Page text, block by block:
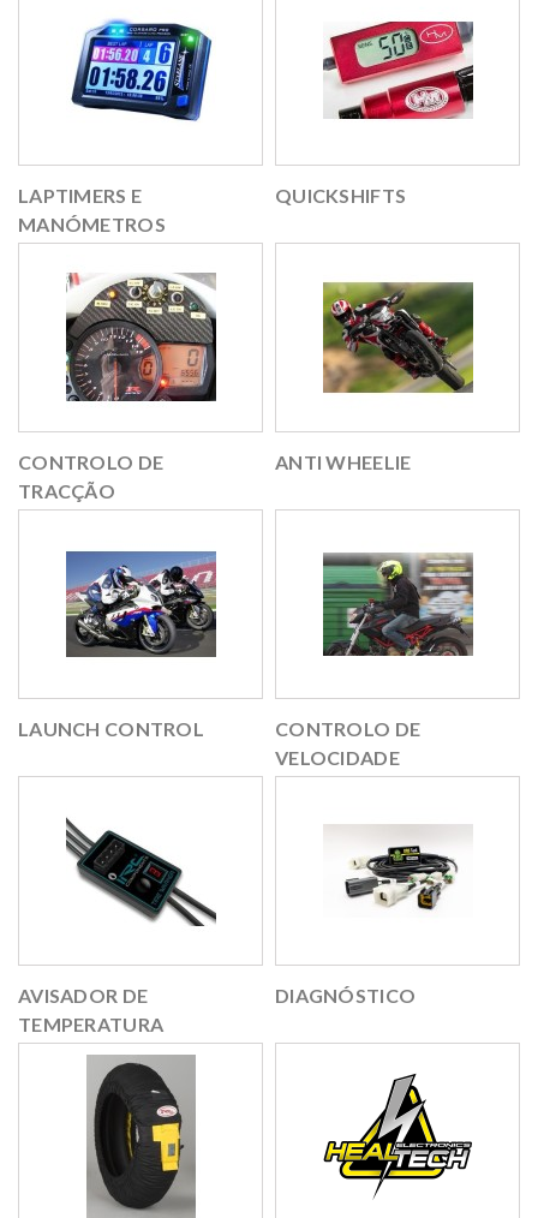
LAPTIMERS E
MANÓMETROS
QUICKSHIFTS
CONTROLO DE
TRACÇÃO
ANTI WHEELIE
LAUNCH CONTROL
CONTROLO DE
VELOCIDADE
AVISADOR DE
TEMPERATURA
DIAGNÓSTICO